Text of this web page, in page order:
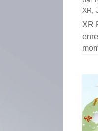
XR ,
XR